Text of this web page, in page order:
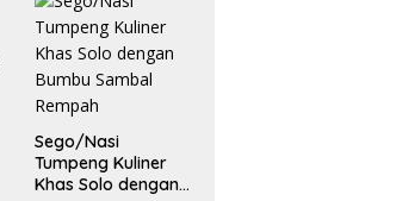
Sego/Nasi
Tumpeng Kuliner
Khas Solo dengan